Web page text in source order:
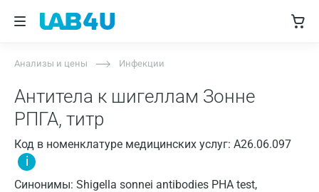
Анализы и цены Инфекции
Антитела к шигеллам Зонне
РПГА, титр
Код в номенклатуре медицинских услуг: A26.06.097
i
Синонимы: Shigella sonnei antibodies PHA test,